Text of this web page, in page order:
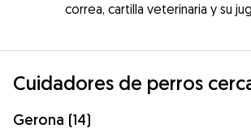
correa, cartilla veterinaria y su
Cuidadores de perros
Gerona (14)